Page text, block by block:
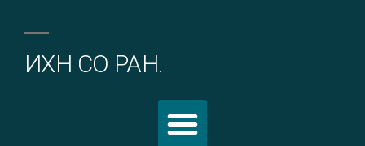
ИХН СО РАН.